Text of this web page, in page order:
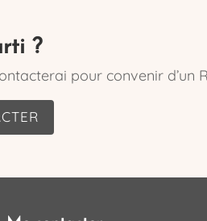
?
pour convenir d’un